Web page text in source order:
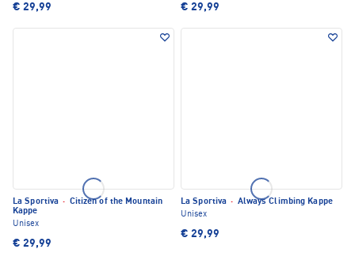
€ 29,99 € 29,99
La Sportiva · Citizen of the Mountain
Kappe
Unisex
€ 29,99
La Sportiva · Always Climbing Kappe
Unisex
€ 29,99